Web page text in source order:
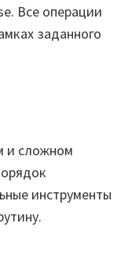
Все операции
заданного
и сложном
инструменты